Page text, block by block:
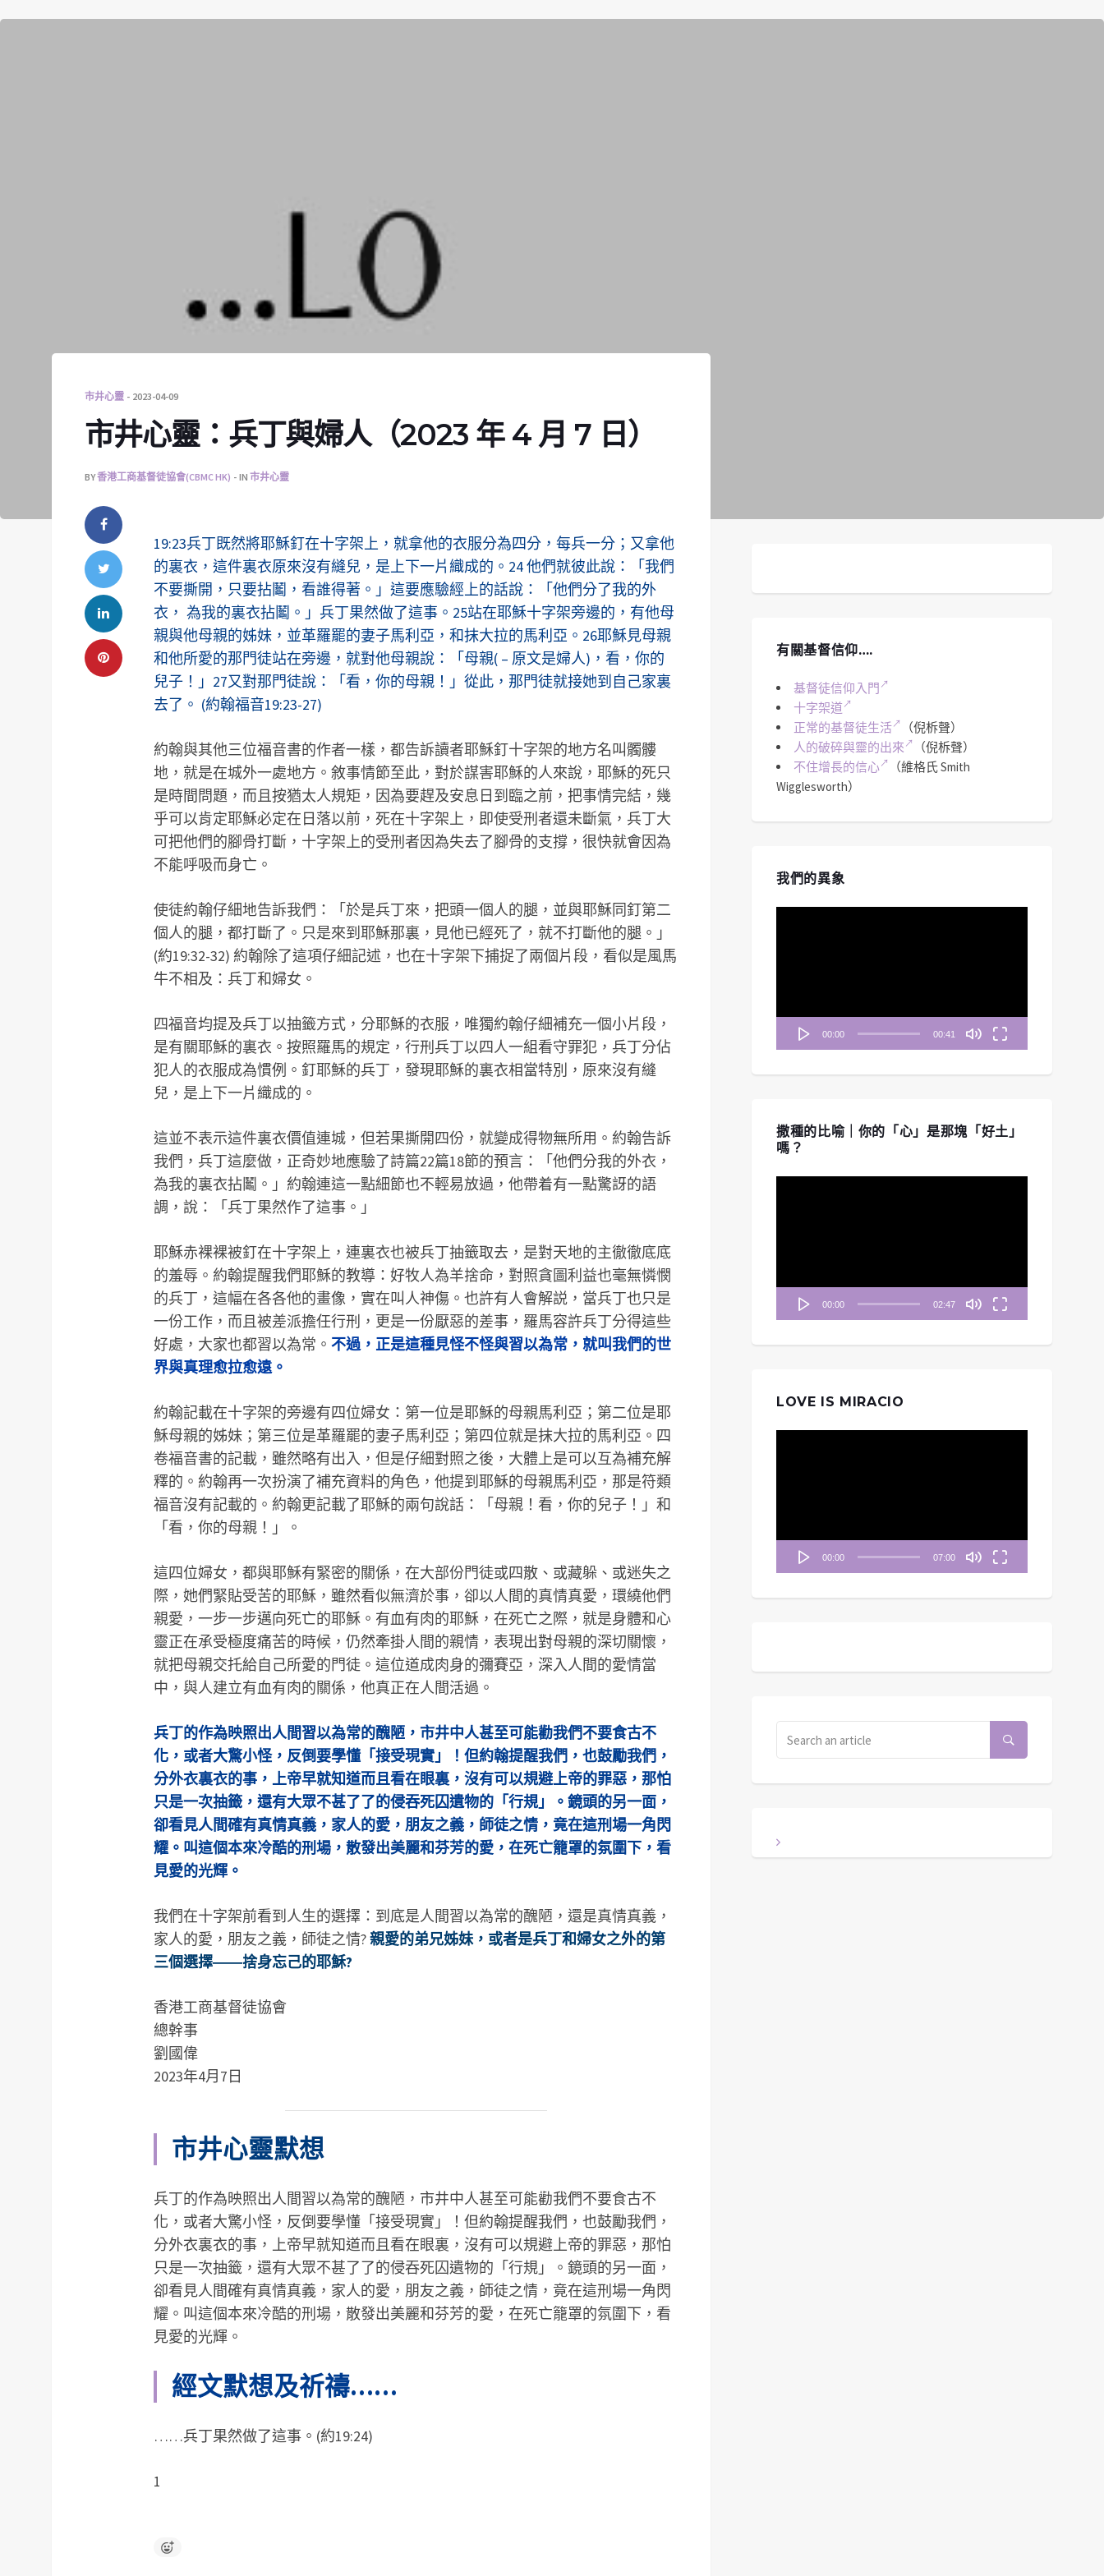
市井心靈 2023-04-09
市井心靈：兵丁與婦人（2023 年 4 月 7 日）
BY香港工商基督徒協會(CBMC HK) IN 市井心靈
19:23兵丁既然將耶穌釘在十字架上，就拿他的衣服分為四分，每兵一分；又拿他
的裏衣，這件裏衣原來沒有縫兒，是上下一片織成的。24 他們就彼此說：「我們
不要撕開，只要拈鬮，看誰得著。」這要應驗經上的話說：「他們分了我的外
衣， 為我的裏衣拈鬮。」兵丁果然做了這事。25站在耶穌十字架旁邊的，有他母
親與他母親的姊妹，並革羅罷的妻子馬利亞，和抹大拉的馬利亞。26耶穌見母親
和他所愛的那門徒站在旁邊，就對他母親說：「母親( – 原文是婦人)，看，你的
兒子！」27又對那門徒說：「看，你的母親！」從此，那門徒就接她到自己家裏
去了。 (約翰福音19:23-27)
約翰與其他三位福音書的作者一樣，都告訴讀者耶穌釘十字架的地方名叫髑髏
地，就是在城外一處地方。敘事情節至此，對於謀害耶穌的人來說，耶穌的死只
是時間問題，而且按猶太人規矩，因為要趕及安息日到臨之前，把事情完結，幾
乎可以肯定耶穌必定在日落以前，死在十字架上，即使受刑者還未斷氣，兵丁大
可把他們的腳骨打斷，十字架上的受刑者因為失去了腳骨的支撐，很快就會因為
不能呼吸而身亡。
使徒約翰仔細地告訴我們：「於是兵丁來，把頭一個人的腿，並與耶穌同釘第二
個人的腿，都打斷了。只是來到耶穌那裏，見他已經死了，就不打斷他的腿。」
(約19:32-32) 約翰除了這項仔細記述，也在十字架下捕捉了兩個片段，看似是風馬
牛不相及：兵丁和婦女。
四福音均提及兵丁以抽籤方式，分耶穌的衣服，唯獨約翰仔細補充一個小片段，
是有關耶穌的裏衣。按照羅馬的規定，行刑兵丁以四人一組看守罪犯，兵丁分佔
犯人的衣服成為慣例。釘耶穌的兵丁，發現耶穌的裏衣相當特別，原來沒有縫
兒，是上下一片織成的。
這並不表示這件裏衣價值連城，但若果撕開四份，就變成得物無所用。約翰告訴
我們，兵丁這麼做，正奇妙地應驗了詩篇22篇18節的預言：「他們分我的外衣，
為我的裏衣拈鬮。」約翰連這一點細節也不輕易放過，他帶着有一點驚訝的語
調，說：「兵丁果然作了這事。」
耶穌赤裸裸被釘在十字架上，連裏衣也被兵丁抽籤取去，是對天地的主徹徹底底
的羞辱。約翰提醒我們耶穌的教導：好牧人為羊捨命，對照貪圖利益也毫無憐憫
的兵丁，這幅在各各他的畫像，實在叫人神傷。也許有人會解説，當兵丁也只是
一份工作，而且被差派擔任行刑，更是一份厭惡的差事，羅馬容許兵丁分得這些
好處，大家也都習以為常。 不過，正是這種見怪不怪與習以為常，就叫我們的世
界與真理愈拉愈遠。
約翰記載在十字架的旁邊有四位婦女：第一位是耶穌的母親馬利亞；第二位是耶
穌母親的姊妹；第三位是革羅罷的妻子馬利亞；第四位就是抹大拉的馬利亞。四
卷福音書的記載，雖然略有出入，但是仔細對照之後，大體上是可以互為補充解
釋的。約翰再一次扮演了補充資料的角色，他提到耶穌的母親馬利亞，那是符類
福音沒有記載的。約翰更記載了耶穌的兩句說話：「母親！看，你的兒子！」和
「看，你的母親！」。
這四位婦女，都與耶穌有緊密的關係，在大部份門徒或四散、或藏躲、或迷失之
際，她們緊貼受苦的耶穌，雖然看似無濟於事，卻以人間的真情真愛，環繞他們
親愛，一步一步邁向死亡的耶穌。有血有肉的耶穌，在死亡之際，就是身體和心
靈正在承受極度痛苦的時候，仍然牽掛人間的親情，表現出對母親的深切關懷，
就把母親交托給自己所愛的門徒。這位道成肉身的彌賽亞，深入人間的愛情當
中，與人建立有血有肉的關係，他真正在人間活過。
兵丁的作為映照出人間習以為常的醜陋，市井中人甚至可能勸我們不要食古不
化，或者大驚小怪，反倒要學懂「接受現實」！但約翰提醒我們，也鼓勵我們，
分外衣裏衣的事，上帝早就知道而且看在眼裏，沒有可以規避上帝的罪惡，那怕
只是一次抽籤，還有大眾不甚了了的侵吞死囚遺物的「行規」。鏡頭的另一面，
卻看見人間確有真情真義，家人的愛，朋友之義，師徒之情，竟在這刑場一角閃
耀。叫這個本來冷酷的刑場，散發出美麗和芬芳的愛，在死亡籠罩的氛圍下，看
見愛的光輝。
我們在十字架前看到人生的選擇：到底是人間習以為常的醜陋，還是真情真義，
家人的愛，朋友之義，師徒之情?親愛的弟兄姊妹，或者是兵丁和婦女之外的第
三個選擇――捨身忘己的耶穌?
香港工商基督徒協會
總幹事
劉國偉
2023年4月7日
市井心靈默想
兵丁的作為映照出人間習以為常的醜陋，市井中人甚至可能勸我們不要食古不
化，或者大驚小怪，反倒要學懂「接受現實」！但約翰提醒我們，也鼓勵我們，
分外衣裏衣的事，上帝早就知道而且看在眼裏，沒有可以規避上帝的罪惡，那怕
只是一次抽籤，還有大眾不甚了了的侵吞死囚遺物的「行規」。鏡頭的另一面，
卻看見人間確有真情真義，家人的愛，朋友之義，師徒之情，竟在這刑場一角閃
耀。叫這個本來冷酷的刑場，散發出美麗和芬芳的愛，在死亡籠罩的氛圍下，看
見愛的光輝。
經文默想及祈禱……
……兵丁果然做了這事。(約19:24)
1
有關基督信仰….
基督徒信仰入門
十字架道
正常的基督徒生活
（倪柝聲）
人的破碎與靈的出來
（倪柝聲）
不住增長的信心
（維格氏 Smith
Wigglesworth）
我們的異象
00:00 00:41
撒種的比喻｜你的「心」是那塊「好土」
嗎？
00:00 02:47
LOVE IS MIRACIO
00:00 07:00